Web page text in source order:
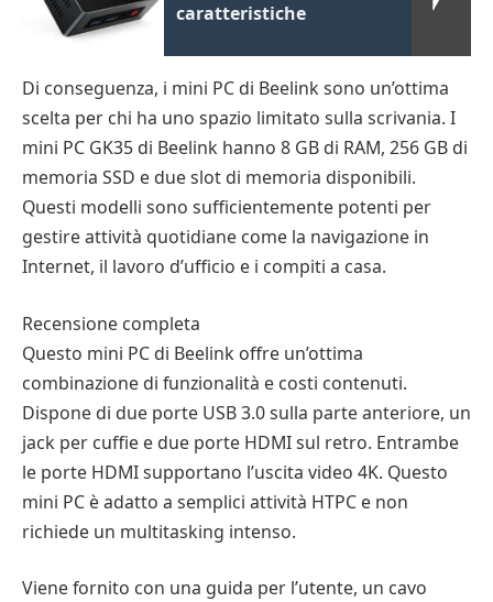
caratteristiche
Di conseguenza, i mini PC di Beelink sono un’ottima
scelta per chi ha uno spazio limitato sulla scrivania. I
mini PC GK35 di Beelink hanno 8 GB di RAM, 256 GB di
memoria SSD e due slot di memoria disponibili.
Questi modelli sono sufficientemente potenti per
gestire attività quotidiane come la navigazione in
Internet, il lavoro d’ufficio e i compiti a casa.
Recensione completa
Questo mini PC di Beelink offre un’ottima
combinazione di funzionalità e costi contenuti.
Dispone di due porte USB 3.0 sulla parte anteriore, un
jack per cuffie e due porte HDMI sul retro. Entrambe
le porte HDMI supportano l’uscita video 4K. Questo
mini PC è adatto a semplici attività HTPC e non
richiede un multitasking intenso.
Viene fornito con una guida per l’utente, un cavo